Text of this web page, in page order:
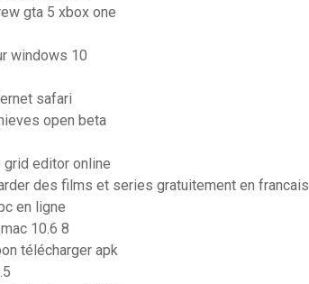
gta 5 xbox one
windows 10
safari
open beta
grid editor online
des films et series gratuitement en francais
en ligne
10.6 8
télécharger apk